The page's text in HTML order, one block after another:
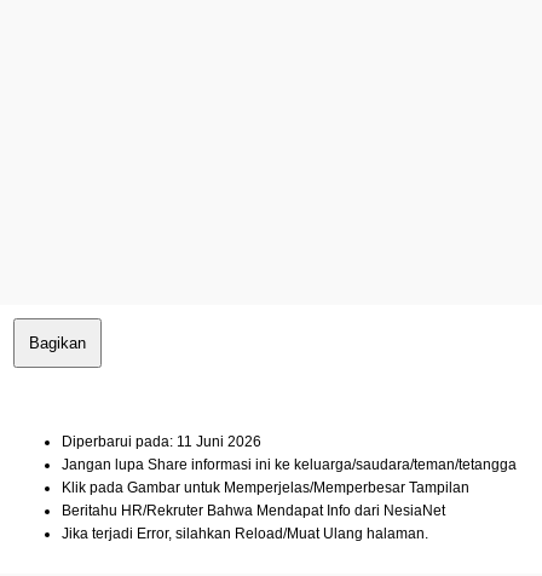
Bagikan
Diperbarui pada: 11 Juni 2026
Jangan lupa Share informasi ini ke keluarga/saudara/teman/tetangga
Klik pada Gambar untuk Memperjelas/Memperbesar Tampilan
Beritahu HR/Rekruter Bahwa Mendapat Info dari NesiaNet
Jika terjadi Error, silahkan Reload/Muat Ulang halaman.